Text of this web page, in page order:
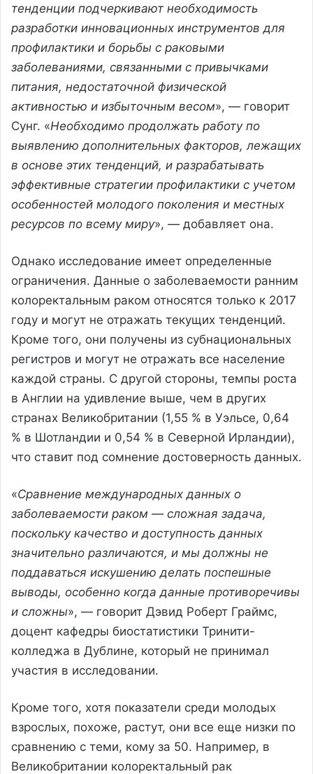
тенденции подчеркивают необходимость
разработки инновационных инструментов для
профилактики и борьбы с раковыми
заболеваниями, связанными с привычками
питания, недостаточной физической
активностью и избыточным весом», — говорит
Сунг. «Необходимо продолжать работу по
выявлению дополнительных факторов, лежащих
в основе этих тенденций, и разрабатывать
эффективные стратегии профилактики с учетом
особенностей молодого поколения и местных
ресурсов по всему миру», — добавляет она.
Однако исследование имеет определенные
ограничения. Данные о заболеваемости ранним
колоректальным раком относятся только к 2017
году и могут не отражать текущих тенденций.
Кроме того, они получены из субнациональных
регистров и могут не отражать все население
каждой страны. С другой стороны, темпы роста
в Англии на удивление выше, чем в других
странах Великобритании (1,55 % в Уэльсе, 0,64
% в Шотландии и 0,54 % в Северной Ирландии),
что ставит под сомнение достоверность данных.
«Сравнение международных данных о
заболеваемости раком — сложная задача,
поскольку качество и доступность данных
значительно различаются, и мы должны не
поддаваться искушению делать поспешные
выводы, особенно когда данные противоречивы
и сложны», — говорит Дэвид Роберт Граймс,
доцент кафедры биостатистики Тринити-
колледжа в Дублине, который не принимал
участия в исследовании.
Кроме того, хотя показатели среди молодых
взрослых, похоже, растут, они все еще низки по
сравнению с теми, кому за 50. Например, в
Великобритании колоректальный рак